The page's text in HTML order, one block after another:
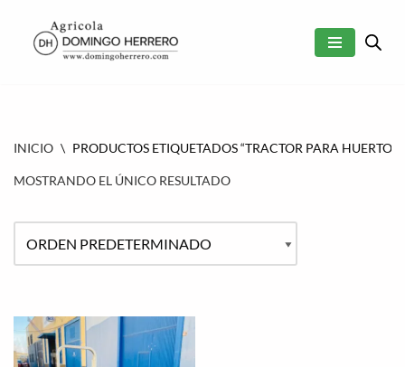
SALTAR
INICIO \ PRODUCTOS ETIQUETADOS “TRACTOR PARA HUERTO”
MOSTRANDO EL ÚNICO RESULTADO